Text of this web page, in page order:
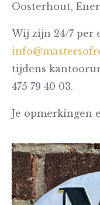
Oosterhout,
Wij zijn 24/7 per
tijdens
475 79 40 03.
Je opmerkingen